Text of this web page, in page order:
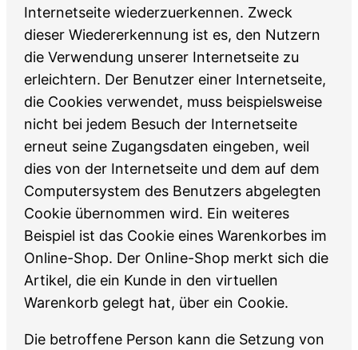
Internetseite wiederzuerkennen. Zweck
dieser Wiedererkennung ist es, den Nutzern
die Verwendung unserer Internetseite zu
erleichtern. Der Benutzer einer Internetseite,
die Cookies verwendet, muss beispielsweise
nicht bei jedem Besuch der Internetseite
erneut seine Zugangsdaten eingeben, weil
dies von der Internetseite und dem auf dem
Computersystem des Benutzers abgelegten
Cookie übernommen wird. Ein weiteres
Beispiel ist das Cookie eines Warenkorbes im
Online-Shop. Der Online-Shop merkt sich die
Artikel, die ein Kunde in den virtuellen
Warenkorb gelegt hat, über ein Cookie.
Die betroffene Person kann die Setzung von